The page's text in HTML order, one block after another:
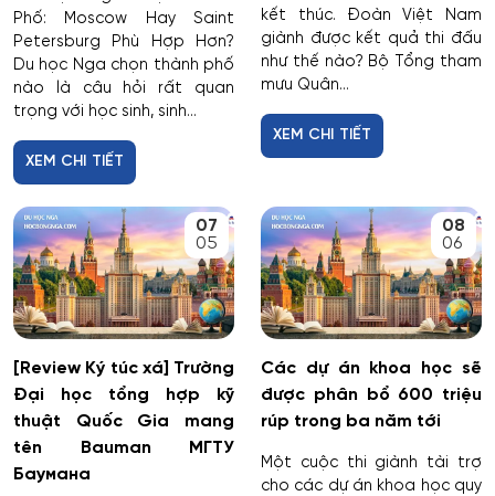
Phố: Moscow Hay Saint
Petersburg Phù Hợp Hơn?
Du học Nga chọn thành phố
nào là câu hỏi rất quan
trọng với học sinh, sinh...
XEM CHI TIẾT
kết thúc. Đoàn Việt Nam
giành được kết quả thi đấu
như thế nào? Bộ Tổng tham
mưu Quân...
XEM CHI TIẾT
07
05
[Review Ký túc xá] Trường
Đại học tổng hợp kỹ
thuật Quốc Gia mang
tên Bauman МГТУ
Баумана
08
06
Các dự án khoa học sẽ
được phân bổ 600 triệu
rúp trong ba năm tới
Một cuộc thi giành tài trợ
cho các dự án khoa học quy